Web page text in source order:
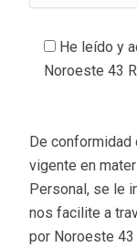
He leído y
Noroeste 43
De
vigente en
Personal, se le
nos facilite a
por Noroeste 43